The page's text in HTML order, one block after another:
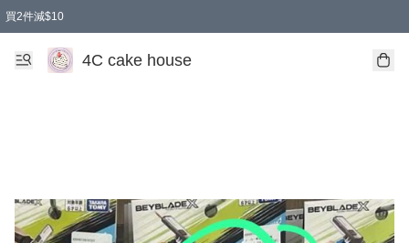
買2件減$10
任選兩件減$10
買兩盒減$10
買兩件減$10
買2件減$10
4C cake house